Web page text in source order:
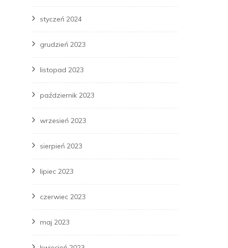
styczeń 2024
grudzień 2023
listopad 2023
październik 2023
wrzesień 2023
sierpień 2023
lipiec 2023
czerwiec 2023
maj 2023